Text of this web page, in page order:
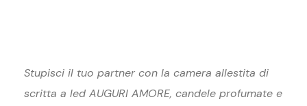
Stupisci il tuo partner con la camera allestita di
scritta a led AUGURI AMORE, candele profumate e